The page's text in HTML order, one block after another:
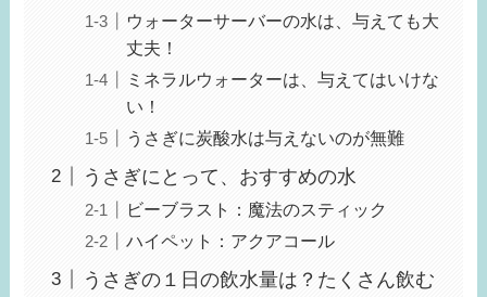
ウォーターサーバーの水は、与えても大
丈夫！
ミネラルウォーターは、与えてはいけな
い！
うさぎに炭酸水は与えないのが無難
うさぎにとって、おすすめの水
ビーブラスト：魔法のスティック
ハイペット：アクアコール
うさぎの１日の飲水量は？たくさん飲む